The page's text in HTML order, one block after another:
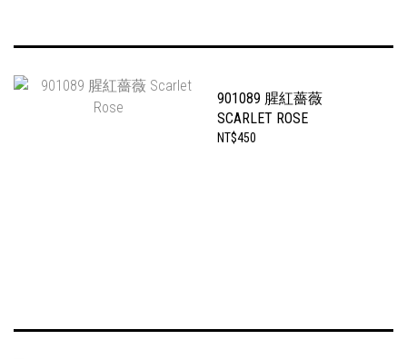
901089 腥紅薔薇
SCARLET ROSE
NT$450